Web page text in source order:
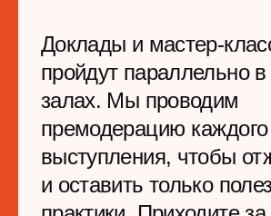
Онлайн-доступ к докладам
20+ часов контента
с 1 компьютера
Видеозаписи докладов
и мастер-классов
Доступ к онлайн-
пространству